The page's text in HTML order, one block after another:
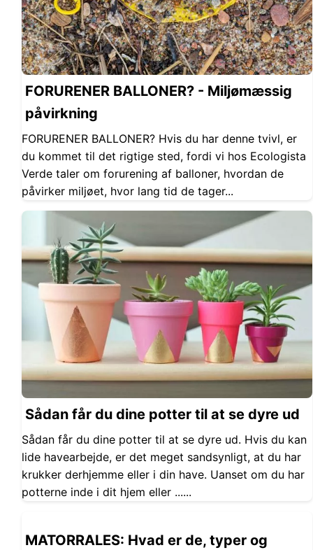
FORURENER BALLONER? - Miljømæssig
påvirkning
FORURENER BALLONER? Hvis du har denne tvivl, er
du kommet til det rigtige sted, fordi vi hos Ecologista
Verde taler om forurening af balloner, hvordan de
påvirker miljøet, hvor lang tid de tager...
Sådan får du dine potter til at se dyre ud
Sådan får du dine potter til at se dyre ud. Hvis du kan
lide havearbejde, er det meget sandsynligt, at du har
krukker derhjemme eller i din have. Uanset om du har
potterne inde i dit hjem eller ......
MATORRALES: Hvad er de, typer og